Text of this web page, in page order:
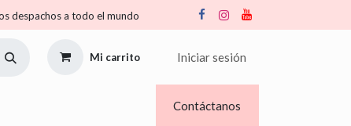
despachos a todo el mundo
Mi carrito Iniciar sesión
Contáctanos